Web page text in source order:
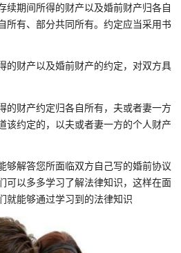
续期间所得的财产以及婚前财产归各自
所有、部分共同所有。约定应当采用书
的财产以及婚前财产的约定，对双方具
的财产约定归各自所有，夫或者妻一方
该约定的，以夫或者妻一方的个人财产
够解答您所面临双方自己写的婚前协议
可以多多学习了解法律知识，这样在面
就能够通过学习到的法律知识